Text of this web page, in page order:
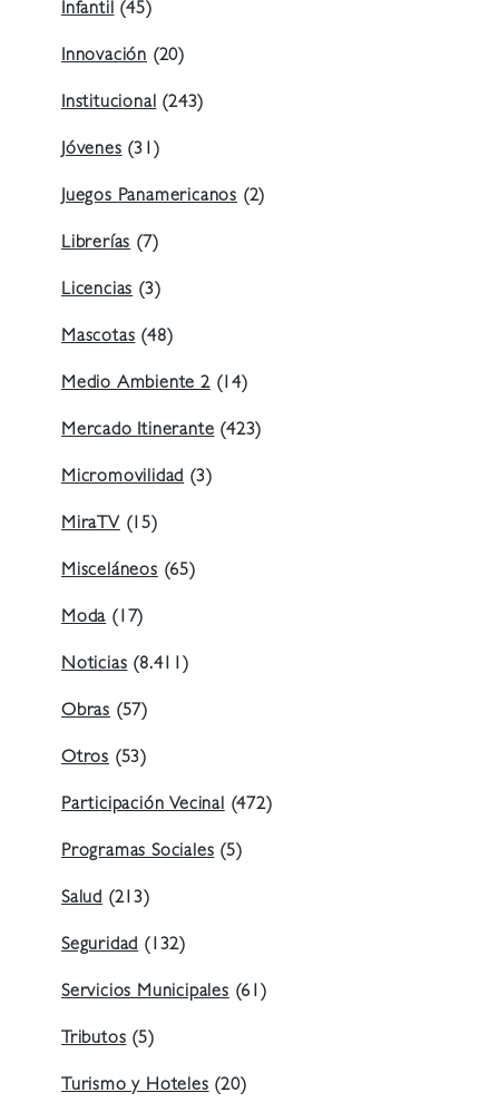
Infantil(45)
Innovación (20)
Institucional(243)
Jóvenes(31)
Juegos Panamericanos (2)
Librerías(7)
Licencias(3)
Mascotas(48)
Medio Ambiente 2(14)
Mercado Itinerante(423)
Micromovilidad(3)
MiraTV(15)
Misceláneos(65)
Moda(17)
Noticias(8.411)
Obras (57)
Otros (53)
Participación Vecinal(472)
Programas Sociales(5)
Salud (213)
Seguridad(132)
Servicios Municipales(61)
Tributos(5)
Turismo y Hoteles(20)